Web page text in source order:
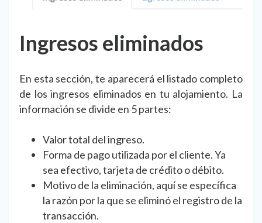
Ingresos eliminados
En esta sección, te aparecerá el listado completo
de los ingresos eliminados en tu alojamiento. La
información se divide en 5 partes:
Valor total del ingreso.
Forma de pago utilizada por el cliente. Ya
sea efectivo, tarjeta de crédito o débito.
Motivo de la eliminación, aquí se específica
la razón por la que se eliminó el registro de la
transacción.